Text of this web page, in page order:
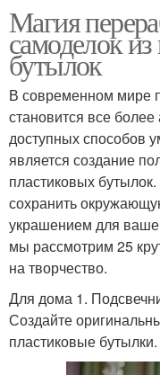
Магия
самоделок
бутылок
В современном мире
становится все
доступных способов
является создание
пластиковых
сохранить
украшением для
мы рассмотрим 25
на творчество.
Для дома 1.
Создайте
пластиковые